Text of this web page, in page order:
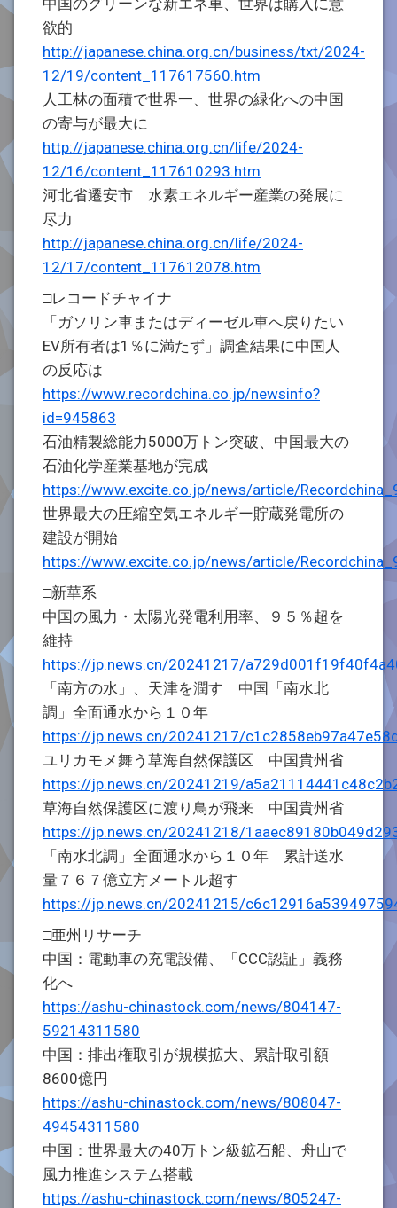
中国のグリーンな新エネ車、世界は購入に意
欲的
http://japanese.china.org.cn/business/txt/2024-
12/19/content_117617560.htm
人工林の面積で世界一、世界の緑化への中国
の寄与が最大に
http://japanese.china.org.cn/life/2024-
12/16/content_117610293.htm
河北省遷安市 水素エネルギー産業の発展に
尽力
http://japanese.china.org.cn/life/2024-
12/17/content_117612078.htm
□レコードチャイナ
「ガソリン車またはディーゼル車へ戻りたい
EV所有者は1％に満たず」調査結果に中国人
の反応は
https://www.recordchina.co.jp/newsinfo?
id=945863
石油精製総能力5000万トン突破、中国最大の
石油化学産業基地が完成
https://www.excite.co.jp/news/article/
世界最大の圧縮空気エネルギー貯蔵発電所の
建設が開始
https://www.excite.co.jp/news/article/
□新華系
中国の風力・太陽光発電利用率、９５％超を
維持
https://jp.news.cn/20241217/
「南方の水」、天津を潤す 中国「南水北
調」全面通水から１０年
https://jp.news.cn/20241217/
ユリカモメ舞う草海自然保護区 中国貴州省
https://jp.news.cn/20241219/
草海自然保護区に渡り鳥が飛来 中国貴州省
https://jp.news.cn/20241218/
「南水北調」全面通水から１０年 累計送水
量７６７億立方メートル超す
https://jp.news.cn/20241215/
□亜州リサーチ
中国：電動車の充電設備、「CCC認証」義務
化へ
https://ashu-chinastock.com/news/804147-
59214311580
中国：排出権取引が規模拡大、累計取引額
8600億円
https://ashu-chinastock.com/news/808047-
49454311580
中国：世界最大の40万トン級鉱石船、舟山で
風力推進システム搭載
https://ashu-chinastock.com/news/805247-